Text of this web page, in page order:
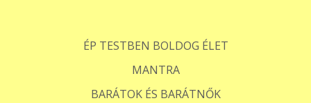
ÉP TESTBEN BOLDOG ÉLET
MANTRA
BARÁTOK ÉS BARÁTNŐK